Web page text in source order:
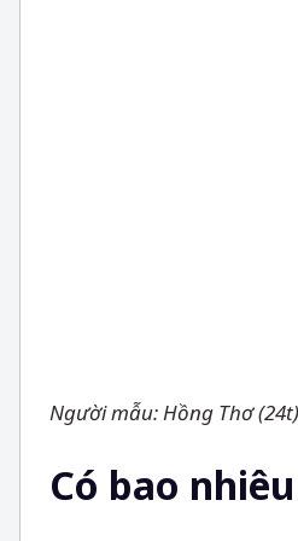
Người mẫu: Hồng Thơ (24t)
Có bao